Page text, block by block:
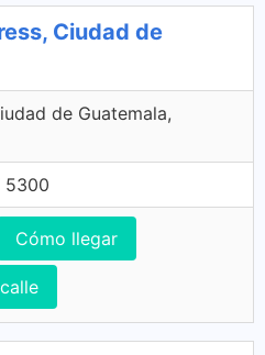
Ciudad de
de Guatemala,
5300
Cómo llegar